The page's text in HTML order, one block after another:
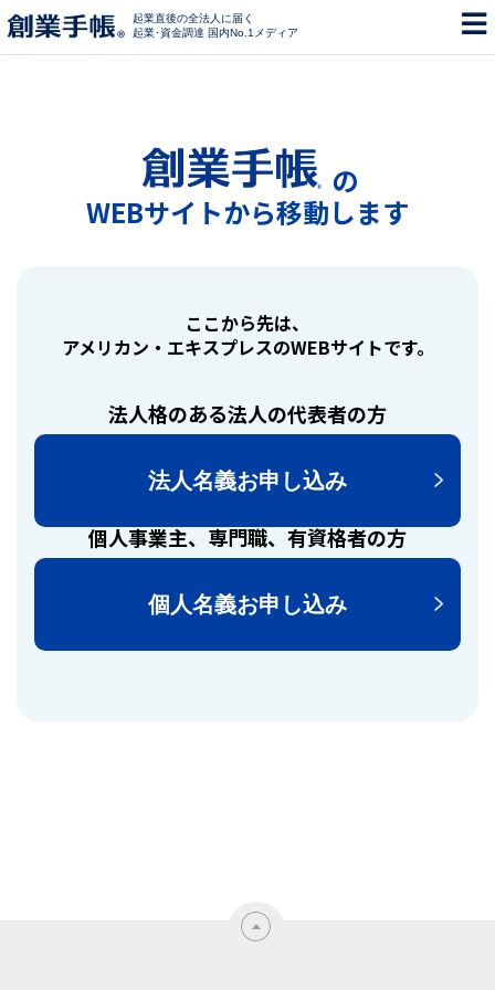
起業直後の全法人に届く
起業･資金調達 国内No.1メディア
の
WEBサイトから移動します
ここから先は、
アメリカン・エキスプレスのWEBサイトです。
法人格のある法人の代表者の方
法人名義お申し込み
個人事業主、専門職、有資格者の方
個人名義お申し込み